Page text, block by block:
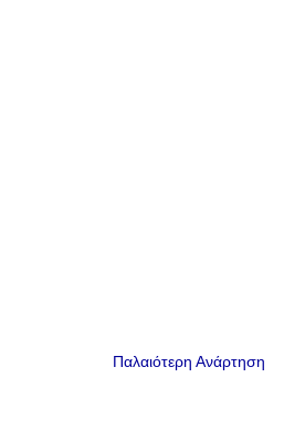
Παλαιότερη Ανάρτηση